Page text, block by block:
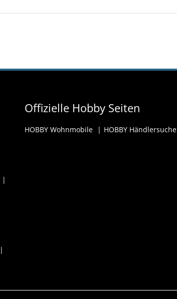
Offizielle Hobby Seiten
HOBBY Wohnmobile HOBBY Händlersuche